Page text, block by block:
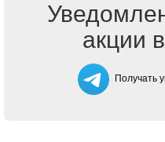
акции
Получать